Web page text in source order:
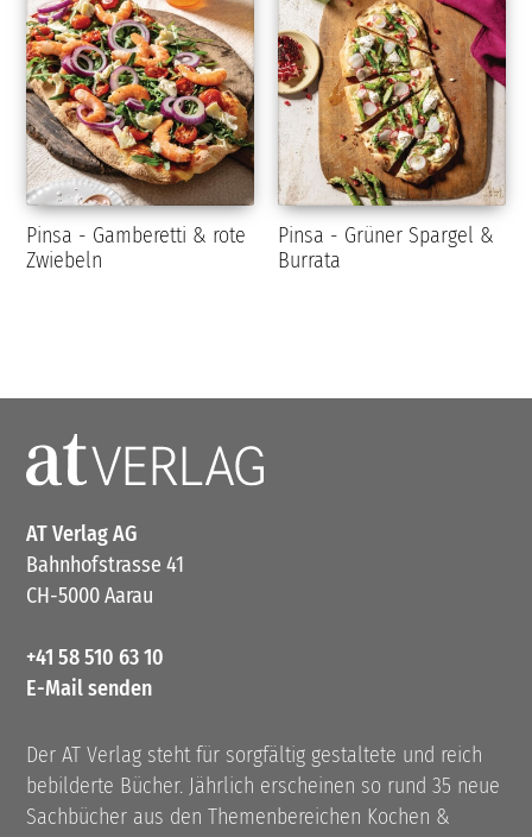
Pinsa - Gamberetti & rote
Zwiebeln
Pinsa - Grüner Spargel &
Burrata
AT Verlag AG
Bahnhofstrasse 41
CH-5000 Aarau
+41 58 510 63 10
E-Mail senden
Der AT Verlag steht für sorgfältig gestaltete und reich
bebilderte Bücher. Jährlich erscheinen so rund 35 neue
Sachbücher aus den Themenbereichen Kochen &